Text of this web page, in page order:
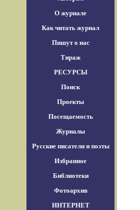
О журнале
Как читать журнал
Пишут о нас
Тираж
РЕСУРСЫ
Поиск
Проекты
Посещаемость
Журналы
Русские писатели и поэты
Избранное
Библиотеки
Фотоархив
ИНТЕРНЕТ